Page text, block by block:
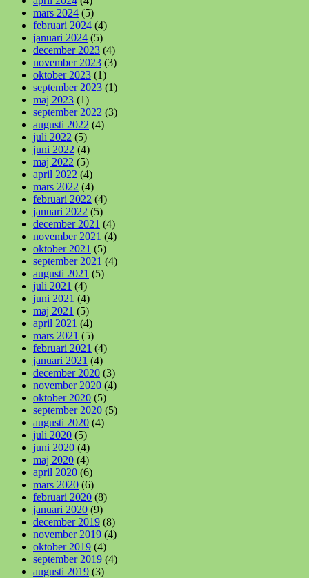
mars 2024 (5)
februari 2024 (4)
januari 2024 (5)
december 2023 (4)
november 2023 (3)
oktober 2023 (1)
september 2023 (1)
maj 2023 (1)
september 2022 (3)
augusti 2022 (4)
juli 2022 (5)
juni 2022 (4)
maj 2022 (5)
april 2022 (4)
mars 2022 (4)
februari 2022 (4)
januari 2022 (5)
december 2021 (4)
november 2021 (4)
oktober 2021 (5)
september 2021 (4)
augusti 2021 (5)
juli 2021 (4)
juni 2021 (4)
maj 2021 (5)
april 2021 (4)
mars 2021 (5)
februari 2021 (4)
januari 2021 (4)
december 2020 (3)
november 2020 (4)
oktober 2020 (5)
september 2020 (5)
augusti 2020 (4)
juli 2020 (5)
juni 2020 (4)
maj 2020 (4)
april 2020 (6)
mars 2020 (6)
februari 2020 (8)
januari 2020 (9)
december 2019 (8)
november 2019 (4)
oktober 2019 (4)
september 2019 (4)
augusti 2019 (3)